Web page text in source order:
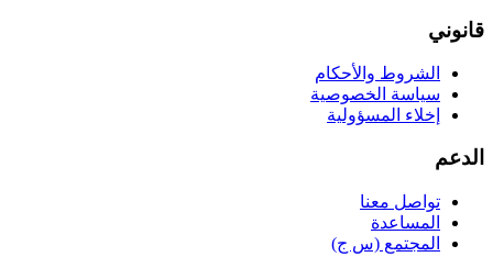
قانوني
الشروط والأحكام
سياسة الخصوصية
إخلاء المسؤولية
الدعم
تواصل معنا
المساعدة
المجتمع (س ج)